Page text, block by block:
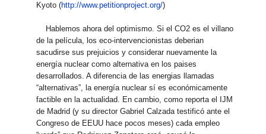
Kyoto (http://www.petitionproject.org/)
Hablemos ahora del optimismo. Si el CO2 es el villano
de la película, los eco-intervencionistas deberian
sacudirse sus prejuicios y considerar nuevamente la
energía nuclear como alternativa en los paises
desarrollados. A diferencia de las energias llamadas
“alternativas”, la energía nuclear sí es económicamente
factible en la actualidad. En cambio, como reporta el IJM
de Madrid (y su director Gabriel Calzada testificó ante el
Congreso de EEUU hace pocos meses) cada empleo